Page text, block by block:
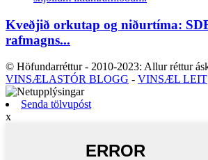
Kveðjið orkutap og niðurtíma:
rafmagns...
© Höfundarréttur - 2010-2023: Allur réttur
VINSÆLASTÓR BLOGG - VINSÆL LEIT
Senda tölvupóst
x